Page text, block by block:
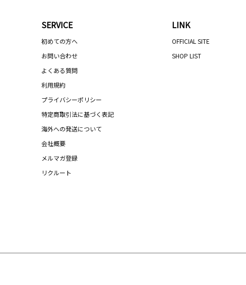
SERVICE
初めての方へ
お問い合わせ
よくある質問
利用規約
プライバシーポリシー
特定商取引法に基づく表記
海外への発送について
会社概要
メルマガ登録
リクルート
LINK
OFFICIAL SITE
SHOP LIST